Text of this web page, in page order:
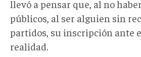
llevó a pensar que, al no
públicos, al ser alguien sin
partidos, su inscripción ante
realidad.